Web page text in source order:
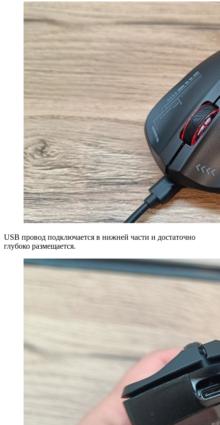
USB провод подключается в нижней части и достаточно
глубоко размещается.